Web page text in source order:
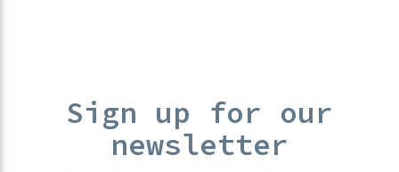
Sign up for our
newsletter